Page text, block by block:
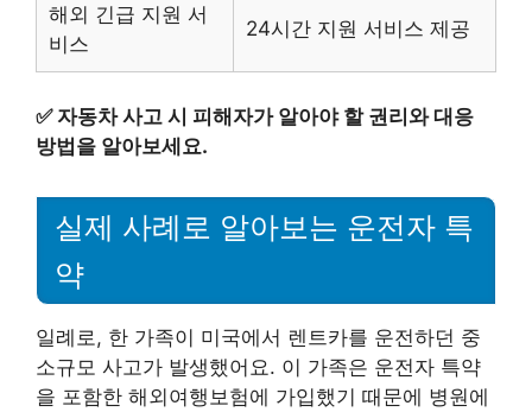
해외 긴급 지원 서
비스
24시간 지원 서비스 제공
✅ 자동차 사고 시 피해자가 알아야 할 권리와 대응
방법을 알아보세요.
실제 사례로 알아보는 운전자 특
약
일례로, 한 가족이 미국에서 렌트카를 운전하던 중
소규모 사고가 발생했어요. 이 가족은 운전자 특약
을 포함한 해외여행보험에 가입했기 때문에 병원에